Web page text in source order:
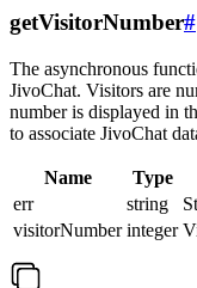
getVisitorNumber#
The asynchronous
JivoChat. Visitors are
number is displayed in
to associate JivoChat
Name Type
err
string
visitorNumber integer